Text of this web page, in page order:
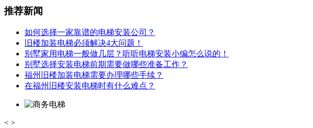
推荐新闻
如何选择一家靠谱的电梯安装公司？
旧楼加装电梯必须解决4大问题！
别墅家用电梯一般做几层？听听电梯安装小编怎么说的！
别墅选择安装电梯前期需要做哪些准备工作？
福州旧楼加装电梯需要办理哪些手续？
在福州旧楼安装电梯时有什么难点？
< >